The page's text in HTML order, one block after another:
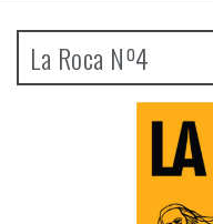
La Roca Nº4